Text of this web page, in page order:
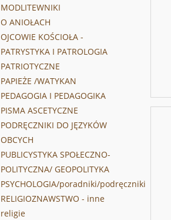
MODLITEWNIKI
O ANIOŁACH
OJCOWIE KOŚCIOŁA -
PATRYSTYKA I PATROLOGIA
PATRIOTYCZNE
PAPIEŻE /WATYKAN
PEDAGOGIA I PEDAGOGIKA
PISMA ASCETYCZNE
PODRĘCZNIKI DO JĘZYKÓW
OBCYCH
PUBLICYSTYKA SPOŁECZNO-
POLITYCZNA/ GEOPOLITYKA
PSYCHOLOGIA/poradniki/podręczniki
RELIGIOZNAWSTWO - inne
religie